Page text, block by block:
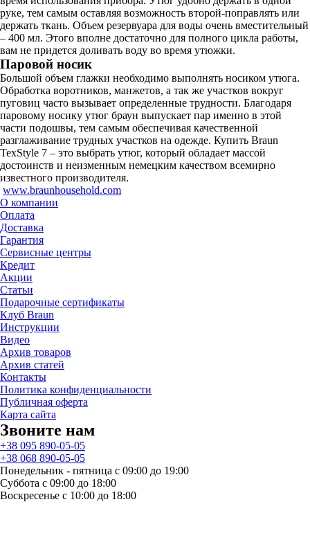
руке, тем самым оставляя возможность второй-поправлять или
держать ткань. Объем резервуара для воды очень вместительный
– 400 мл. Этого вполне достаточно для полного цикла работы,
вам не придется доливать воду во время утюжки.
Паровой носик
Большой объем глажки необходимо выполнять носиком утюга.
Обработка воротников, манжетов, а так же участков вокруг
пуговиц часто вызывает определенные трудности. Благодаря
паровому носику утюг браун выпускает пар именно в этой
части подошвы, тем самым обеспечивая качественной
разглаживание трудных участков на одежде. Купить Braun
TexStyle 7 – это выбрать утюг, который обладает массой
достоинств и неизменным немецким качеством всемирно
известного производителя.
www.braunhousehold.com
О компании
Оплата
Доставка
Гарантия
Сервисные центры
Кредит
Акции
Статьи
Подарочные сертификаты
Клуб Braun
Инструкции
Видео
Архив товаров
Архив статей
Контакты
Политика конфиденциальности
Публичная оферта
Карта сайта
Звоните нам
+38 095 890-05-05
+38 068 890-05-05
Понедельник - пятница с 09:00 до 19:00
Суббота с 09:00 до 18:00
Воскресенье с 10:00 до 18:00